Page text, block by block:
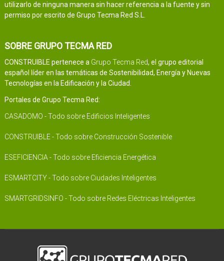
utilizarlo de ninguna manera sin hacer referencia a la fuente y sin
permiso por escrito de Grupo Tecma Red S.L.
SOBRE GRUPO TECMA RED
CONSTRUIBLE pertenece a Grupo Tecma Red, el grupo editorial
español líder en las temáticas de Sostenibilidad, Energía y Nuevas
Tecnologías en la Edificación y la Ciudad.
Portales de Grupo Tecma Red:
CASADOMO - Todo sobre Edificios Inteligentes
CONSTRUIBLE - Todo sobre Construcción Sostenible
ESEFICIENCIA - Todo sobre Eficiencia Energética
ESMARTCITY - Todo sobre Ciudades Inteligentes
SMARTGRIDSINFO - Todo sobre Redes Eléctricas Inteligentes